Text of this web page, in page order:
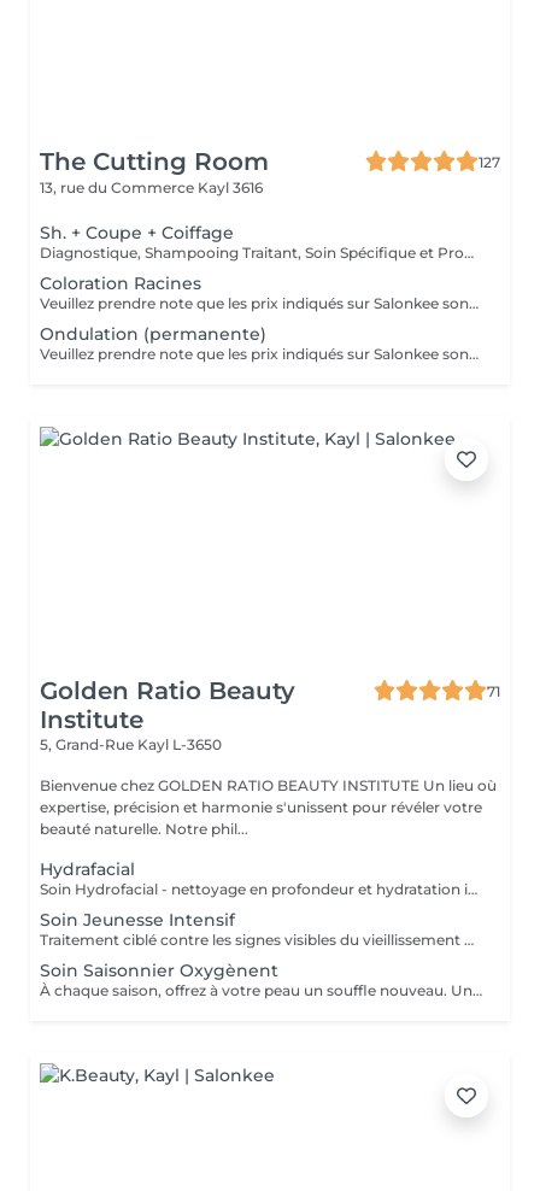
The Cutting Room
127
13, rue du Commerce Kayl 3616
Sh. + Coupe + Coiffage
Diagnostique, Shampooing Traitant, Soin Spécifique et Produits Coiffants inclus
Coloration Racines
Veuillez prendre note que les prix indiqués sur Salonkee sont communiqués à titre informatif et s'entendent de base. Ces derniers sont susceptibles de varier selon le diagnostic réalisé à votre arrivée au salon et l'expertise du professionnel à qui vous confiez votre beauté. Dans tous les cas, un devis précis vous sera proposé et toutes réalisations de prestations seront effectuées avec votre accord. Un grand merci d'avance pour votre compréhension. Au plaisir de vous recevoir très vite.
Ondulation (permanente)
Veuillez prendre note que les prix indiqués sur Salonkee sont communiqués à titre informatif et s'entendent de base. Ces derniers sont susceptibles de varier selon le diagnostic réalisé à votre arrivée au salon et l'expertise du professionnel à qui vous confiez votre beauté. Dans tous les cas, un devis précis vous sera proposé et toutes réalisations de prestations seront effectuées avec votre accord. Un grand merci d'avance pour votre compréhension. Au plaisir de vous recevoir très vite.
Golden Ratio Beauty
Institute
71
5, Grand-Rue Kayl L-3650
Bienvenue chez GOLDEN RATIO BEAUTY INSTITUTE Un lieu où
expertise, précision et harmonie s'unissent pour révéler votre
beauté naturelle. Notre phil...
Hydrafacial
Soin Hydrofacial - nettoyage en profondeur et hydratation intense. Un soin innovant non invasif qui combine un nettoyage doux, une extraction par aspiration et une infusion de sérums actifs. Le traitement purifie la peau, resserre les pores, hydrate en profondeur et redonne immédiatement éclat et fraîcheur. Convient à tous les types de peau. Une peau propre, lisse et lumineuse - sans douleur, sans temps de récupération.
Soin Jeunesse Intensif
Traitement ciblé contre les signes visibles du vieillissement Rides Relâchement cutané Perte de fermeté Un soin haute performance qui agit en profondeur pour corriger les signes visibles du vieillissement. Grâce à des techniques expertes et des actifs puissants, ce traitement stimule la production de collagène, raffermit les tissus et lisse les rides. La peau retrouve tonicité, éclat et densité. Les contours du visage sont visiblement redessinés. Résultat : une peau plus ferme, plus lisse, visiblement rajeunie.
Soin Saisonnier Oxygènent
À chaque saison, offrez à votre peau un souffle nouveau. Un rituel réconfortant et surprenant, riche en textures, senteurs et sensations. Ce soin évolue au rythme des saisons pour répondre aux besoins spécifiques de votre peau : hydratation, éclat, tonus et vitalité. Un véritable moment de bien-être et de fraîcheur, qui ravive l'éclat naturel du teint et réveille les sens. Résultat : une peau ressourcée, lumineuse et parfaitement hydratée.